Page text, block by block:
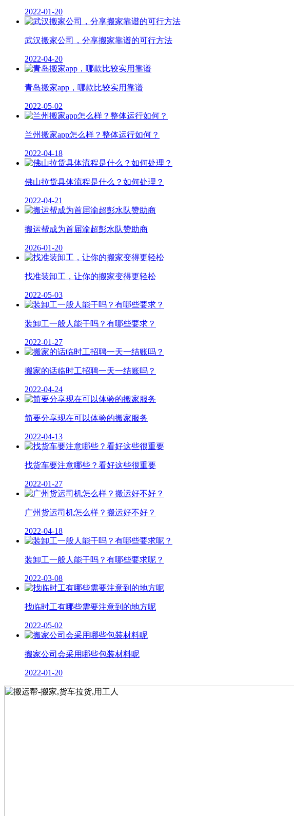
2022-01-20
武汉搬家公司，分享搬家靠谱的可行方法
2022-04-20
青岛搬家app，哪款比较实用靠谱
2022-05-02
兰州搬家app怎么样？整体运行如何？
2022-04-18
佛山拉货具体流程是什么？如何处理？
2022-04-21
搬运帮成为首届渝超彭水队赞助商
2026-01-20
找准装卸工，让你的搬家变得更轻松
2022-05-03
装卸工一般人能干吗？有哪些要求？
2022-01-27
搬家的话临时工招聘一天一结账吗？
2022-04-24
简要分享现在可以体验的搬家服务
2022-04-13
找货车要注意哪些？看好这些很重要
2022-01-27
广州货运司机怎么样？搬运好不好？
2022-04-18
装卸工一般人能干吗？有哪些要求呢？
2022-03-08
找临时工有哪些需要注意到的地方呢
2022-05-02
搬家公司会采用哪些包装材料呢
2022-01-20